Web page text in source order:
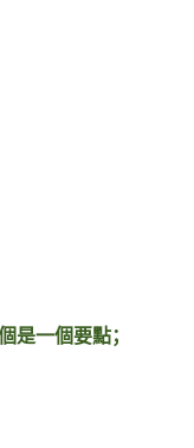
是一個要點；